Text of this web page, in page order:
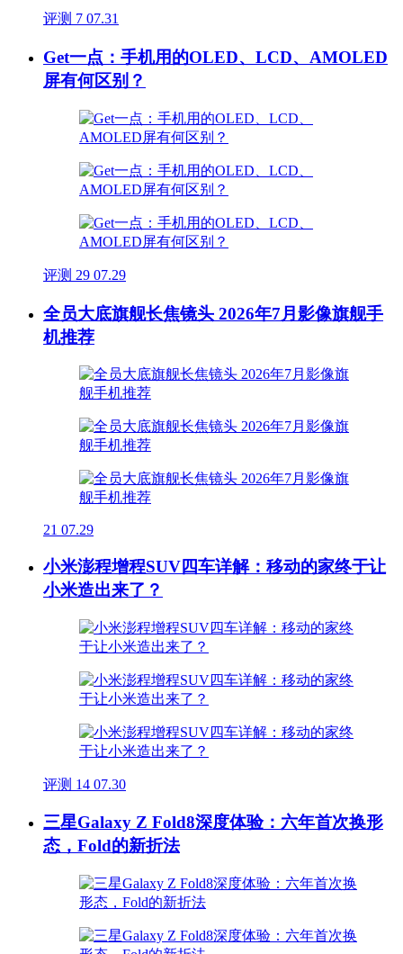
评测 7 07.31
Get一点：手机用的OLED、LCD、AMOLED
屏有何区别？
评测 29 07.29
全员大底旗舰长焦镜头 2026年7月影像旗舰手
机推荐
21 07.29
小米澎程增程SUV四车详解：移动的家终于让
小米造出来了？
评测 14 07.30
三星Galaxy Z Fold8深度体验：六年首次换形
态，Fold的新折法